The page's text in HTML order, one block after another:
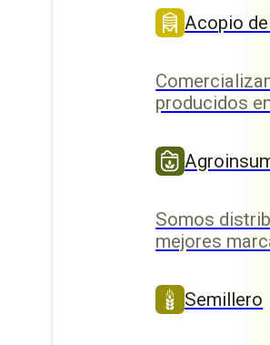
Acopio
producidos
Somos
mejores
Semillero